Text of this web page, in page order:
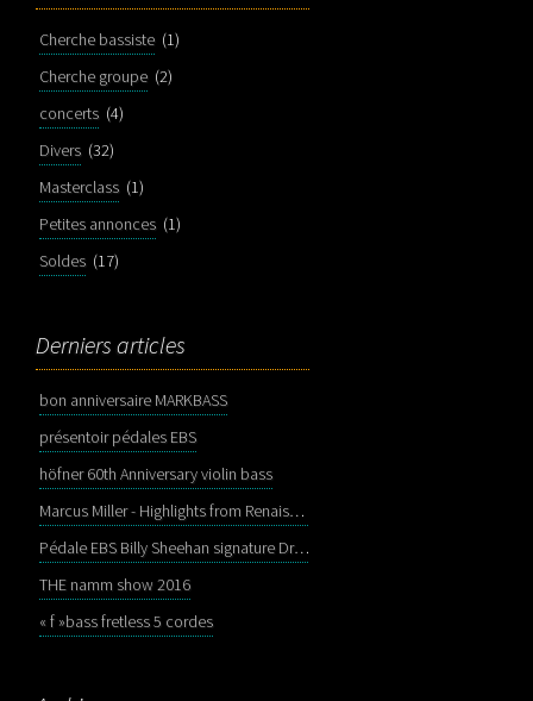
Cherche bassiste (1)
Cherche groupe (2)
concerts (4)
Divers (32)
Masterclass (1)
Petites annonces (1)
Soldes (17)
Derniers articles
bon anniversaire MARKBASS
présentoir pédales EBS
höfner 60th Anniversary violin bass
Marcus Miller - Highlights from Renaissance
Pédale EBS Billy Sheehan signature Drive Deluxe
THE namm show 2016
« f »bass fretless 5 cordes